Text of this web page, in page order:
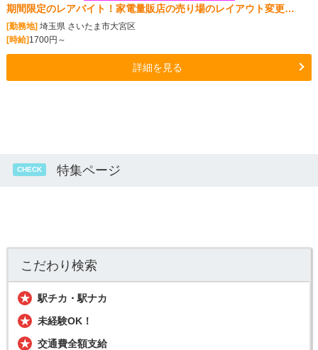
期間限定のレアバイト！家電量販店の売り場のレイアウト変更…
[勤務地] 埼玉県 さいたま市大宮区
[時給] 1700円～
詳細を見る
CHECK 特集ページ
こだわり検索
駅チカ・駅ナカ
未経験OK！
交通費全額支給